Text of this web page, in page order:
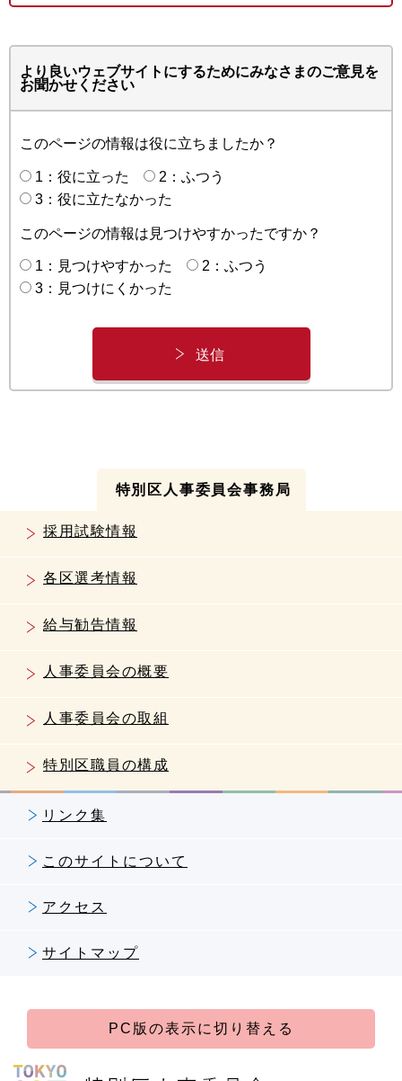
より良いウェブサイトにするためにみなさまのご意見を
お聞かせください
このページの情報は役に立ちましたか？
1：役に立った
2：ふつう
3：役に立たなかった
このページの情報は見つけやすかったですか？
1：見つけやすかった
2：ふつう
3：見つけにくかった
特別区人事委員会事務局
採用試験情報
各区選考情報
給与勧告情報
人事委員会の概要
人事委員会の取組
特別区職員の構成
リンク集
このサイトについて
アクセス
サイトマップ
PC版の表示に切り替える